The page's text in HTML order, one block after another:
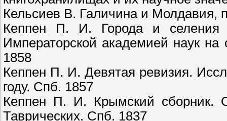
Кельсиев В. Галичина и Молдавия,
Кеппен П. И. Города и селения
Императорской академией наук
1858
Кеппен П. И. Девятая ревизия.
году. Спб. 1857
Кеппен П. И. Крымский сборник.
Таврических. Спб. 1837